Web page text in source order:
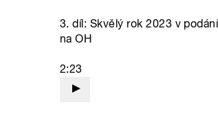
3. díl: Skvělý rok 2023 v
na OH
2:23